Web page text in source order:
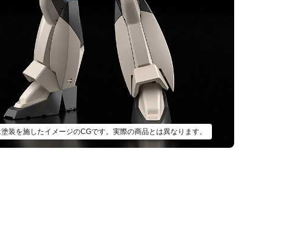
装を施したイメージのCGです。実際の商品とは異なります。